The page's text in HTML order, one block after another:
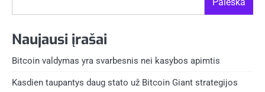
Paieška
Naujausi įrašai
Bitcoin valdymas yra svarbesnis nei kasybos apimtis
Kasdien taupantys daug stato už Bitcoin Giant strategijos